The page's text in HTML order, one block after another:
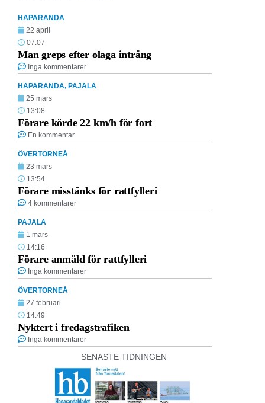
HAPARANDA
22 april
07:07
Man greps efter olaga intrång
Inga kommentarer
HAPARANDA, PAJALA
25 mars
13:08
Förare körde 22 km/h för fort
En kommentar
ÖVERTORNEÅ
23 mars
13:54
Förare misstänks för rattfylleri
4 kommentarer
PAJALA
1 mars
14:16
Förare anmäld för rattfylleri
Inga kommentarer
ÖVERTORNEÅ
27 februari
14:49
Nyktert i fredagstrafiken
Inga kommentarer
SENASTE TIDNINGEN